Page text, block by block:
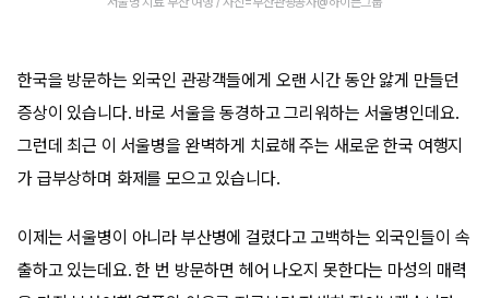
한국을 방문하는 외국인 관광객들에게 오랜 시간 동안 앓게 만들던
증상이 있습니다. 바로 서울을 동경하고 그리워하는 서울병인데요.
그런데 최근 이 서울병을 완벽하게 치료해 주는 새로운 한국 여행지
가 급부상하며 화제를 모으고 있습니다.
이제는 서울병이 아니라 부산병에 걸렸다고 고백하는 외국인들이 속
출하고 있는데요. 한 번 방문하면 헤어 나오지 못한다는 마성의 매력